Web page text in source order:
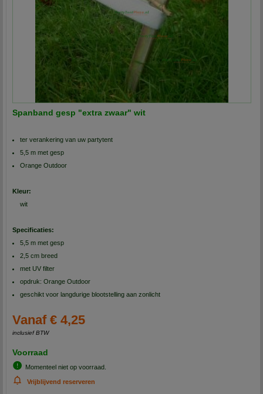
Spanband gesp "extra zwaar" wit
ter verankering van uw partytent
5,5 m met gesp
Orange Outdoor
Kleur:
wit
Specificaties:
5,5 m met gesp
2,5 cm breed
met UV filter
opdruk: Orange Outdoor
geschikt voor langdurige blootstelling aan zonlicht
Vanaf € 4,25
inclusief BTW
Voorraad
Momenteel niet op voorraad.
Vrijblijvend reserveren